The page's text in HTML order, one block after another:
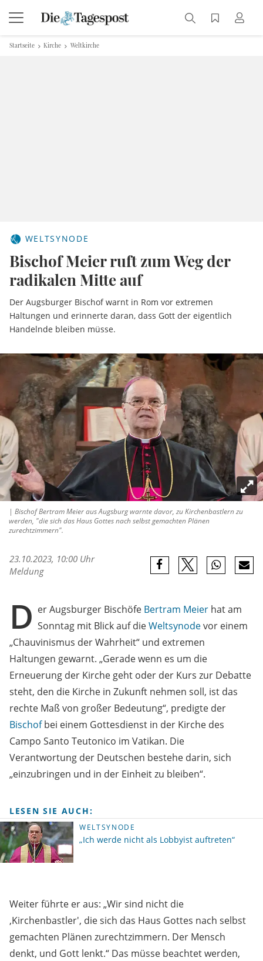
Startseite Kirche Weltkirche
WELTSYNODE
Bischof Meier ruft zum Weg der
radikalen Mitte auf
Der Augsburger Bischof warnt in Rom vor extremen
Haltungen und erinnerte daran, dass Gott der eigentlich
Handelnde bleiben müsse.
| Bischof Bertram Meier aus Augsburg warnte davor, zu Kirchenbastlern zu
werden, "die sich das Haus Gottes nach selbst gemachten Plänen
zurechtzimmern".
23.10.2023, 10:00 Uhr
Meldung
D er Augsburger Bischöfe Bertram Meier hat am
Sonntag mit Blick auf dieWeltsynodevor einem
„Chauvinismus der Wahrheit“ und extremen
Haltungen gewarnt. „Gerade wenn es um die
Erneuerung der Kirche geht oder der Kurs zur Debatte
steht, den die Kirche in Zukunft nehmen soll, ist das
rechte Maß von großer Bedeutung“, predigte der
Bischofbei einem Gottesdienst in der Kirche des
Campo Santo Teutonico im Vatikan. Die
Verantwortung der Deutschen bestehe darin, sich
„einzubringen und in der Einheit zu bleiben“.
LESEN SIE AUCH:
WELTSYNODE
„Ich werde nicht als Lobbyist auftreten“
Weiter führte er aus: „Wir sind nicht die
,Kirchenbastler', die sich das Haus Gottes nach selbst
gemachten Plänen zurechtzimmern. Der Mensch
denkt, und Gott lenkt.“ Das müsse beachtet werden,